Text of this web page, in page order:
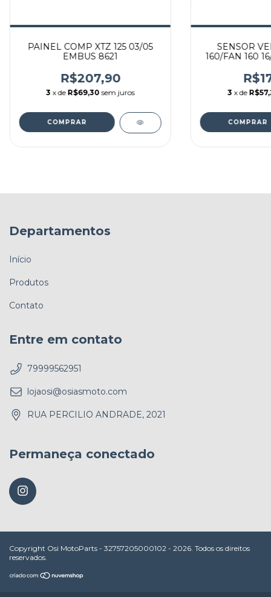
PAINEL COMP XTZ 125 03/05
EMBUS 8621
R$207,90
3 x de R$69,30 sem juros
SENSOR
160/FAN 160
3 x de
Departamentos
Início
Produtos
Contato
Entre em contato
79999562951
lojaosi@osiasmoto.com
RUA PERCILIO ANDRADE, 2021
Permaneça conectado
Copyright Osi MotoParts - 32757205000102 - 2026. Todos os direitos
reservados.